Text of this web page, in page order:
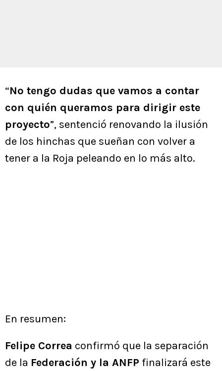
“No tengo dudas que vamos a contar
con quién queramos para dirigir este
proyecto”, sentenció renovando la ilusión
de los hinchas que sueñan con volver a
tener a la Roja peleando en lo más alto.
En resumen:
Felipe Correa confirmó que la separación
de la Federación y la ANFP finalizará este